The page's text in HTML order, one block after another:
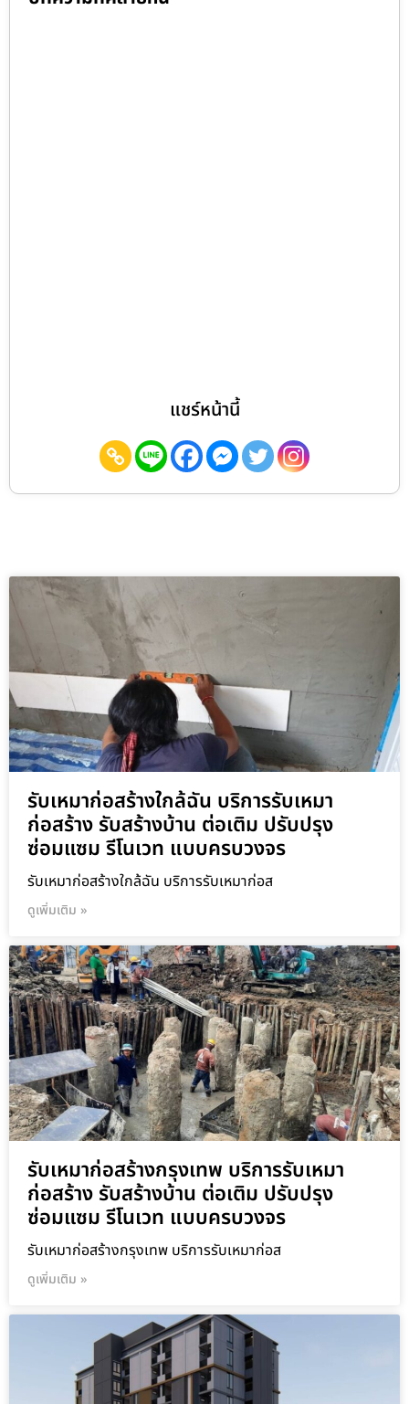
แชร์หน้านี้
รับเหมาก่อสร้างใกล้ฉัน บริการรับเหมา
ก่อสร้าง รับสร้างบ้าน ต่อเติม ปรับปรุง
ซ่อมแซม รีโนเวท แบบครบวงจร
รับเหมาก่อสร้างใกล้ฉัน บริการรับเหมาก่อส
ดูเพิ่มเติม »
รับเหมาก่อสร้างกรุงเทพ บริการรับเหมา
ก่อสร้าง รับสร้างบ้าน ต่อเติม ปรับปรุง
ซ่อมแซม รีโนเวท แบบครบวงจร
รับเหมาก่อสร้างกรุงเทพ บริการรับเหมาก่อส
ดูเพิ่มเติม »